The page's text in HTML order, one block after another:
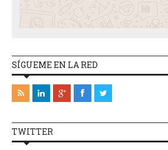
SÍGUEME EN LA RED
TWITTER